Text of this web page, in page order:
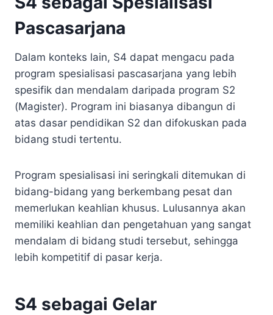
Pascasarjana
Dalam konteks lain, S4 dapat mengacu pada
program spesialisasi pascasarjana yang lebih
spesifik dan mendalam daripada program S2
(Magister). Program ini biasanya dibangun di
atas dasar pendidikan S2 dan difokuskan pada
bidang studi tertentu.
Program spesialisasi ini seringkali ditemukan di
bidang-bidang yang berkembang pesat dan
memerlukan keahlian khusus. Lulusannya akan
memiliki keahlian dan pengetahuan yang sangat
mendalam di bidang studi tersebut, sehingga
lebih kompetitif di pasar kerja.
S4 sebagai Gelar